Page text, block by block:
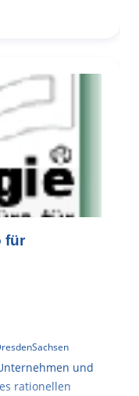
für
Sachsen
und
rationellen